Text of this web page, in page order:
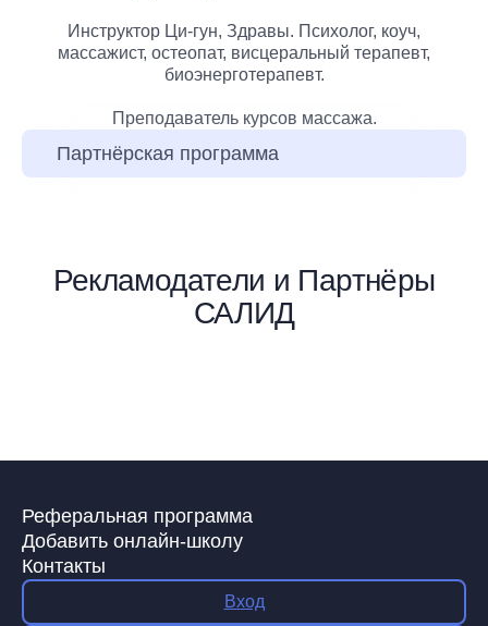
Инструктор Ци-гун, Здравы. Психолог, коуч,
массажист, остеопат, висцеральный терапевт,
биоэнерготерапевт.
Преподаватель курсов массажа.
Партнёрская программа
Рекламодатели и Партнёры
САЛИД
Реферальная программа
Добавить онлайн-школу
Контакты
Вход